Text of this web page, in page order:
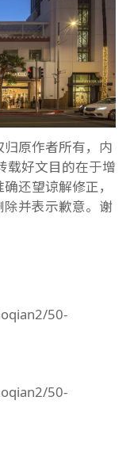
原作者所有，内
载好文目的在于增
还望谅解修正，
并表示歉意。谢
50-
50-